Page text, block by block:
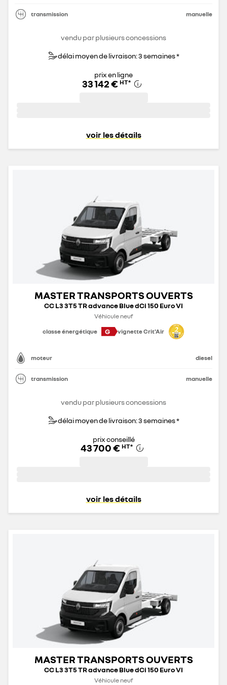
transmission manuelle
vendu par plusieurs concessions
délai moyen de livraison: 3 semaines *
prix en ligne
33 142 € HT*
voir les détails
MASTER TRANSPORTS OUVERTS
CC L3 3T5 TR advance Blue dCi 150 Euro VI
Véhicule neuf
classe énergétique
G vignette Crit'Air
moteur diesel
transmission manuelle
vendu par plusieurs concessions
délai moyen de livraison: 3 semaines *
prix conseillé
43 700 € HT*
voir les détails
MASTER TRANSPORTS OUVERTS
CC L3 3T5 TR advance Blue dCi 150 Euro VI
Véhicule neuf